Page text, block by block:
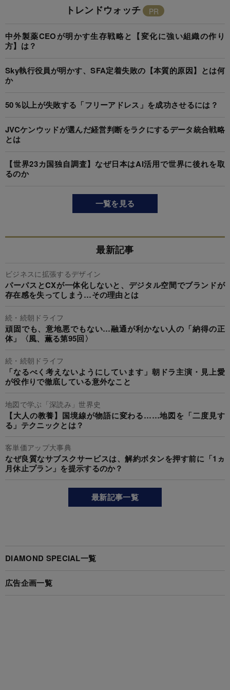
トレンドウォッチ
中外製薬CEOが明かす生存戦略と【変化に強い組織の作り
方】は？
Sky執行役員が明かす、SFA定着失敗の【本質的原因】とは何
か
50％以上が失敗する「フリーアドレス」を成功させるには？
JVCケンウッドが選んだ経営判断をラクにするデータ統合戦略
とは
【世界23カ国独自調査】なぜ日本はAI活用で世界に後れを取
るのか
一覧を見る
最新記事
ビジネスに拡張するデザイン
パーパスとCXが一体化しないと、デジタル空間でブランドが
存在感を失ってしまう…その理由とは
続・続朝ドライフ
頑固でも、意地悪でもない…融通が利かない人の「納得の正
体」〈風、薫る第95回〉
続・続朝ドライフ
「なるべく考えないようにしています」朝ドラ主演・見上愛
が役作りで徹底している意外なこと
地図で学ぶ「深読み」世界史
【大人の教養】国境線が物語に変わる……地図を「二度見す
る」テクニックとは？
客単価アップ大事典
なぜ良質なサブスクサービスは、解約ボタンを押す前に「1ヵ
月休止プラン」を提示するのか？
最新記事一覧
DIAMOND SPECIAL一覧
広告企画一覧